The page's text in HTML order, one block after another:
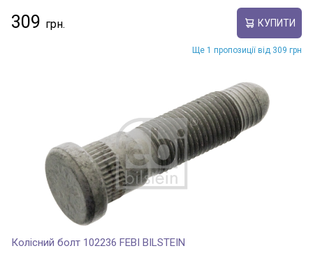
309 КУПИТИ
Ще 1 пропозиції від 309 грн
Колісний болт 102236 FEBI BILSTEIN